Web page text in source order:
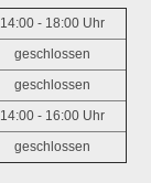
14:00 - 18:00 Uhr
geschlossen
geschlossen
14:00 - 16:00 Uhr
geschlossen